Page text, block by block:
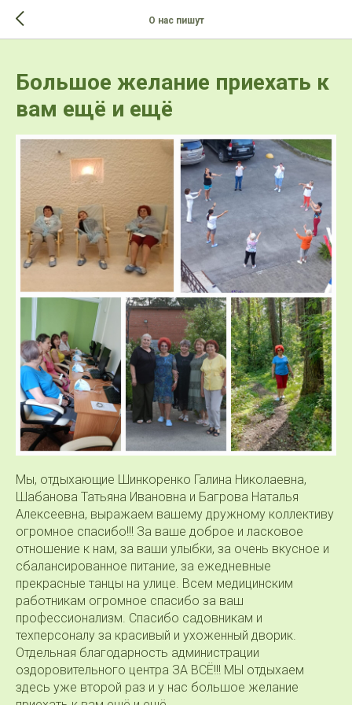
О нас пишут
Большое желание приехать к
вам ещё и ещё
Мы, отдыхающие Шинкоренко Галина Николаевна,
Шабанова Татьяна Ивановна и Багрова Наталья
Алексеевна, выражаем вашему дружному коллективу
огромное спасибо!!! За ваше доброе и ласковое
отношение к нам, за ваши улыбки, за очень вкусное и
сбалансированное питание, за ежедневные
прекрасные танцы на улице. Всем медицинским
работникам огромное спасибо за ваш
профессионализм. Спасибо садовникам и
техперсоналу за красивый и ухоженный дворик.
Отдельная благодарность администрации
оздоровительного центра ЗА ВСЁ!!! МЫ отдыхаем
здесь уже второй раз и у нас большое желание